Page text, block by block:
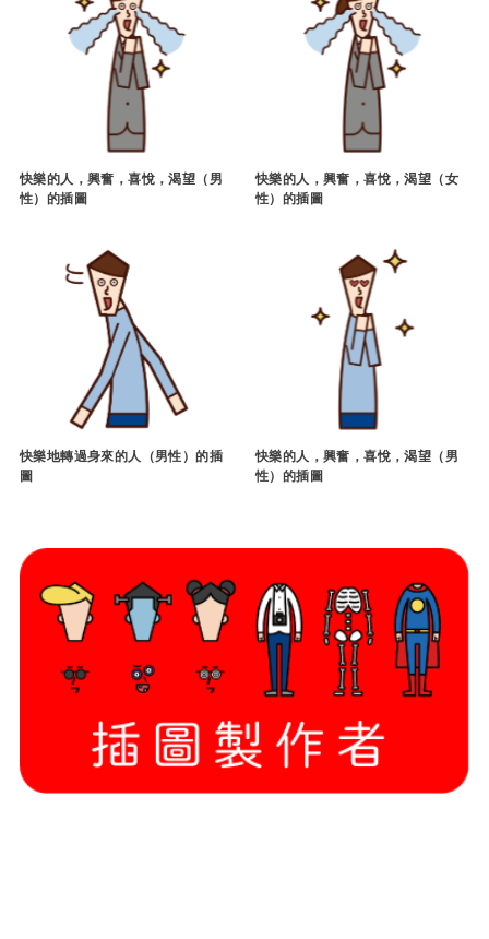
快樂的人，興奮，喜悅，渴望（男
性）的插圖
快樂的人，興奮，喜悅，渴望（女
性）的插圖
快樂地轉過身來的人（男性）的插
圖
快樂的人，興奮，喜悅，渴望（男
性）的插圖